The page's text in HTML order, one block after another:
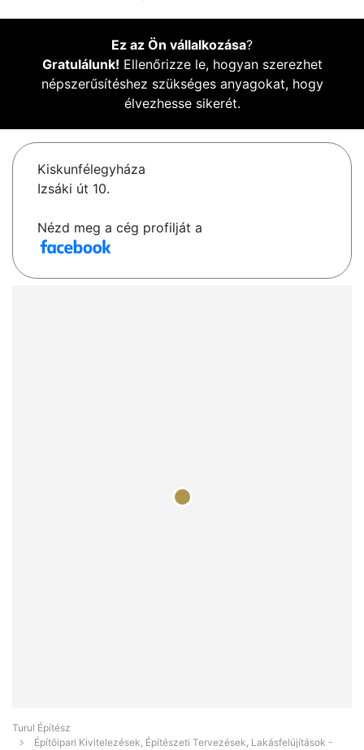
Ez az Ön vállalkozása?
Gratulálunk! Ellenőrizze le, hogyan szerezhet
népszerűsítéshez szükséges anyagokat, hogy
élvezhesse sikerét.
Kiskunfélegyháza
Izsáki út 10.
Nézd meg a cég profilját a
Turul Építész
Építőipari Kivitelezések, Építészeti Tervezések, Lakásfelújítások -